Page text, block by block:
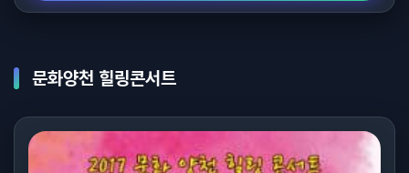
문화양천 힐링콘서트